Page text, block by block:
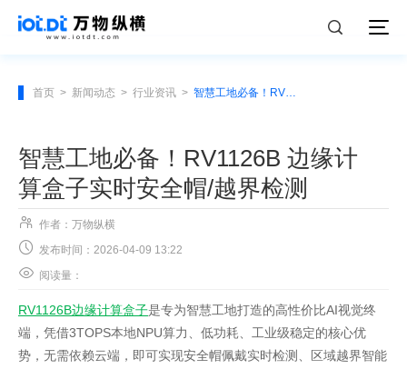
首页 > 新闻动态 > 行业资讯 > 智慧工地必备！RV1126B 边缘计算盒子实时安全帽/越界检测
智慧工地必备！RV1126B 边缘计
算盒子实时安全帽/越界检测
 作者：万物纵横
 发布时间：2026-04-09 13:22
 阅读量：
RV1126B边缘计算盒子是专为智慧工地打造的高性价比AI视觉终
端，凭借3TOPS本地NPU算力、低功耗、工业级稳定的核心优
势，无需依赖云端，即可实现安全帽佩戴实时检测、区域越界智能